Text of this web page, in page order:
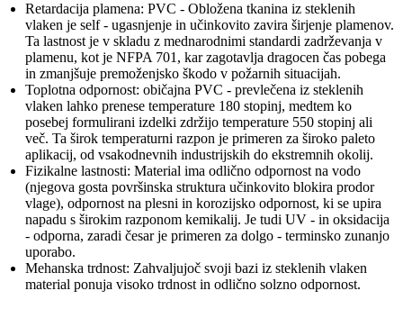
Retardacija plamena: PVC - Obložena tkanina iz steklenih
vlaken je self - ugasnjenje in učinkovito zavira širjenje plamenov.
Ta lastnost je v skladu z mednarodnimi standardi zadrževanja v
plamenu, kot je NFPA 701, kar zagotavlja dragocen čas pobega
in zmanjšuje premoženjsko škodo v požarnih situacijah.
Toplotna odpornost: običajna PVC - prevlečena iz steklenih
vlaken lahko prenese temperature 180 stopinj, medtem ko
posebej formulirani izdelki zdržijo temperature 550 stopinj ali
več. Ta širok temperaturni razpon je primeren za široko paleto
aplikacij, od vsakodnevnih industrijskih do ekstremnih okolij.
Fizikalne lastnosti: Material ima odlično odpornost na vodo
(njegova gosta površinska struktura učinkovito blokira prodor
vlage), odpornost na plesni in korozijsko odpornost, ki se upira
napadu s širokim razponom kemikalij. Je tudi UV - in oksidacija
- odporna, zaradi česar je primeren za dolgo - terminsko zunanjo
uporabo.
Mehanska trdnost: Zahvaljujoč svoji bazi iz steklenih vlaken
material ponuja visoko trdnost in odlično solzno odpornost.